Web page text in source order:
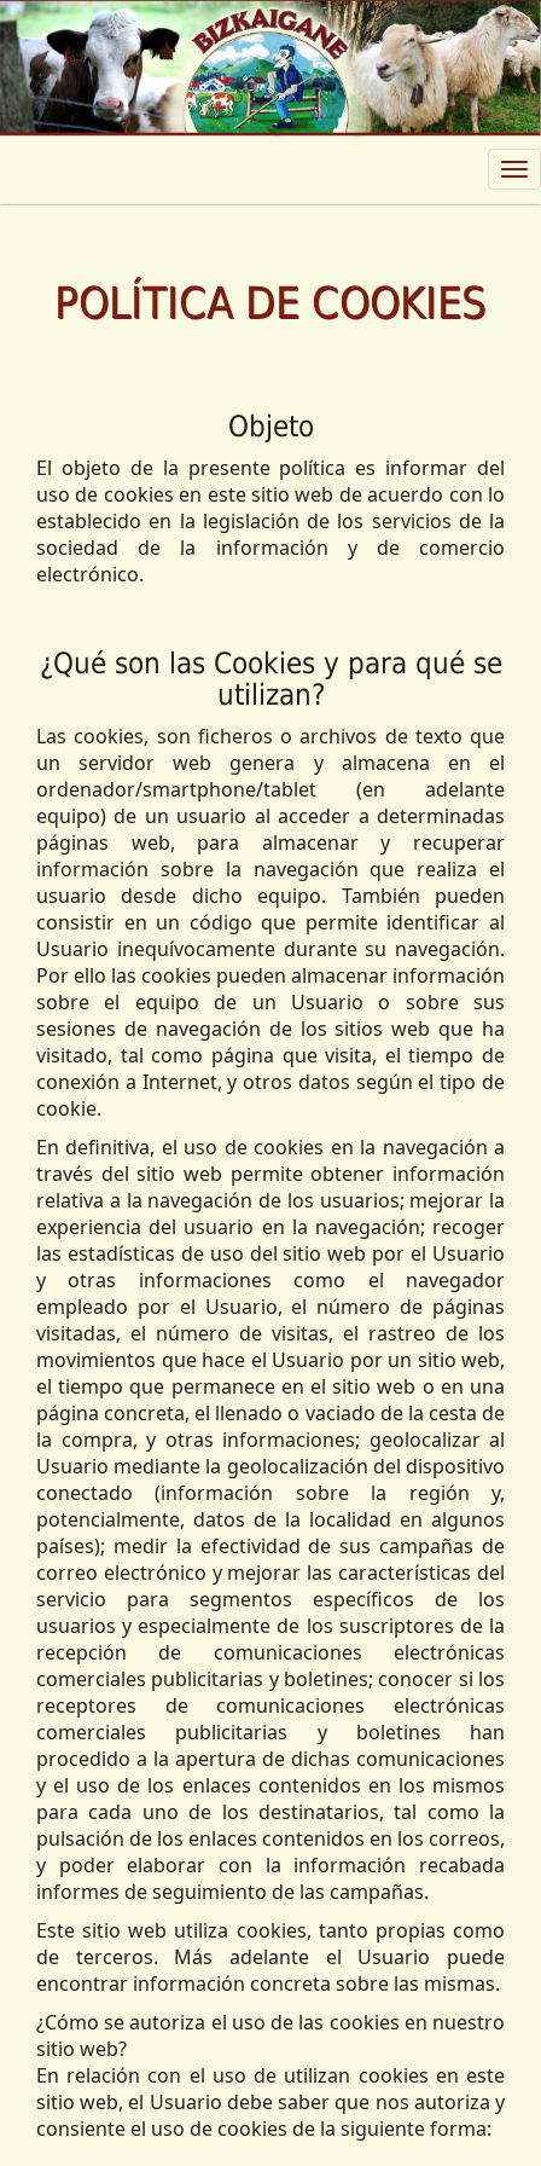
POLÍTICA DE COOKIES
Objeto
El objeto de la presente política es informar del
uso de cookies en este sitio web de acuerdo con lo
establecido en la legislación de los servicios de la
sociedad de la información y de comercio
electrónico.
¿Qué son las Cookies y para qué se
utilizan?
Las cookies, son ficheros o archivos de texto que
un servidor web genera y almacena en el
ordenador/smartphone/tablet (en adelante
equipo) de un usuario al acceder a determinadas
páginas web, para almacenar y recuperar
información sobre la navegación que realiza el
usuario desde dicho equipo. También pueden
consistir en un código que permite identificar al
Usuario inequívocamente durante su navegación.
Por ello las cookies pueden almacenar información
sobre el equipo de un Usuario o sobre sus
sesiones de navegación de los sitios web que ha
visitado, tal como página que visita, el tiempo de
conexión a Internet, y otros datos según el tipo de
cookie.
En definitiva, el uso de cookies en la navegación a
través del sitio web permite obtener información
relativa a la navegación de los usuarios; mejorar la
experiencia del usuario en la navegación; recoger
las estadísticas de uso del sitio web por el Usuario
y otras informaciones como el navegador
empleado por el Usuario, el número de páginas
visitadas, el número de visitas, el rastreo de los
movimientos que hace el Usuario por un sitio web,
el tiempo que permanece en el sitio web o en una
página concreta, el llenado o vaciado de la cesta de
la compra, y otras informaciones; geolocalizar al
Usuario mediante la geolocalización del dispositivo
conectado (información sobre la región y,
potencialmente, datos de la localidad en algunos
países); medir la efectividad de sus campañas de
correo electrónico y mejorar las características del
servicio para segmentos específicos de los
usuarios y especialmente de los suscriptores de la
recepción de comunicaciones electrónicas
comerciales publicitarias y boletines; conocer si los
receptores de comunicaciones electrónicas
comerciales publicitarias y boletines han
procedido a la apertura de dichas comunicaciones
y el uso de los enlaces contenidos en los mismos
para cada uno de los destinatarios, tal como la
pulsación de los enlaces contenidos en los correos,
y poder elaborar con la información recabada
informes de seguimiento de las campañas.
Este sitio web utiliza cookies, tanto propias como
de terceros. Más adelante el Usuario puede
encontrar información concreta sobre las mismas.
¿Cómo se autoriza el uso de las cookies en nuestro
sitio web?
En relación con el uso de utilizan cookies en este
sitio web, el Usuario debe saber que nos autoriza y
consiente el uso de cookies de la siguiente forma: